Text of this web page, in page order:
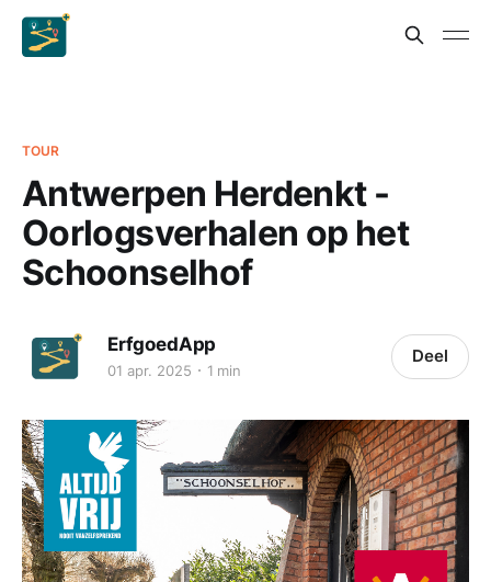
TOUR
Antwerpen Herdenkt -
Oorlogsverhalen op het
Schoonselhof
ErfgoedApp
01 apr. 2025 1 min
Deel